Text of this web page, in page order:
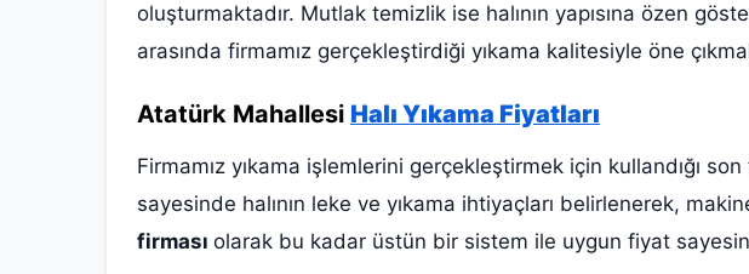
oluşturmaktadır. Mutlak temizlik ise halının yapısına özen
arasında firmamız gerçekleştirdiği yıkama kalitesiyle öne
Atatürk Mahallesi Halı Yıkama Fiyatları
Firmamız yıkama işlemlerini gerçekleştirmek için kullandığı
sayesinde halının leke ve yıkama ihtiyaçları belirlenerek,
firması olarak bu kadar üstün bir sistem ile uygun fiyat